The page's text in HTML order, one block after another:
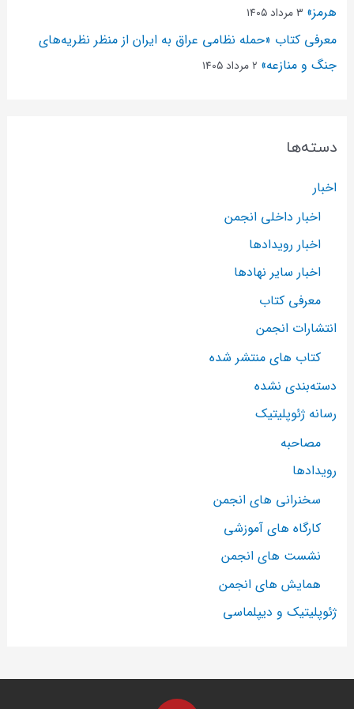
هرمز» ۳ مرداد ۱۴۰۵
معرفی کتاب «حمله نظامی عراق به ایران از منظر نظریه‌های
جنگ و منازعه» ۲ مرداد ۱۴۰۵
دسته‌ها
اخبار
اخبار داخلی انجمن
اخبار رویدادها
اخبار سایر نهادها
معرفی کتاب
انتشارات انجمن
کتاب های منتشر شده
دسته‌بندی نشده
رسانه ژئوپلیتیک
مصاحبه
رویدادها
سخنرانی های انجمن
کارگاه های آموزشی
نشست های انجمن
همایش های انجمن
ژئوپلیتیک و دیپلماسی